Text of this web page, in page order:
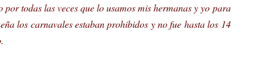
todas las veces que lo usamos mis hermanas y yo para
los carnavales estaban prohibidos y no fue hasta los 14